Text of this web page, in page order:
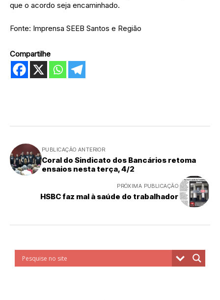
que o acordo seja encaminhado.
Fonte: Imprensa SEEB Santos e Região
Compartilhe
PUBLICAÇÃO ANTERIOR
Coral do Sindicato dos Bancários retoma
ensaios nesta terça, 4/2
PRÓXIMA PUBLICAÇÃO
HSBC faz mal à saúde do trabalhador